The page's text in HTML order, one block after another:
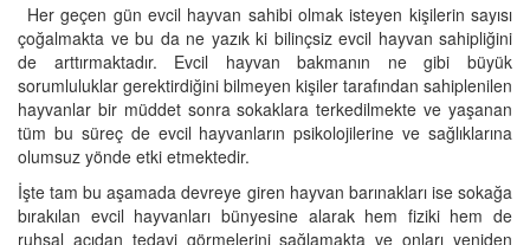
Her geçen gün evcil hayvan sahibi olmak isteyen kişilerin sayısı
çoğalmakta ve bu da ne yazık ki bilinçsiz evcil hayvan sahipliğini
de arttırmaktadır. Evcil hayvan bakmanın ne gibi büyük
sorumluluklar gerektirdiğini bilmeyen kişiler tarafından sahiplenilen
hayvanlar bir müddet sonra sokaklara terkedilmekte ve yaşanan
tüm bu süreç de evcil hayvanların psikolojilerine ve sağlıklarına
olumsuz yönde etki etmektedir.
İşte tam bu aşamada devreye giren hayvan barınakları ise sokağa
bırakılan evcil hayvanları bünyesine alarak hem fiziki hem de
ruhsal açıdan tedavi görmelerini sağlamakta ve onları yeniden